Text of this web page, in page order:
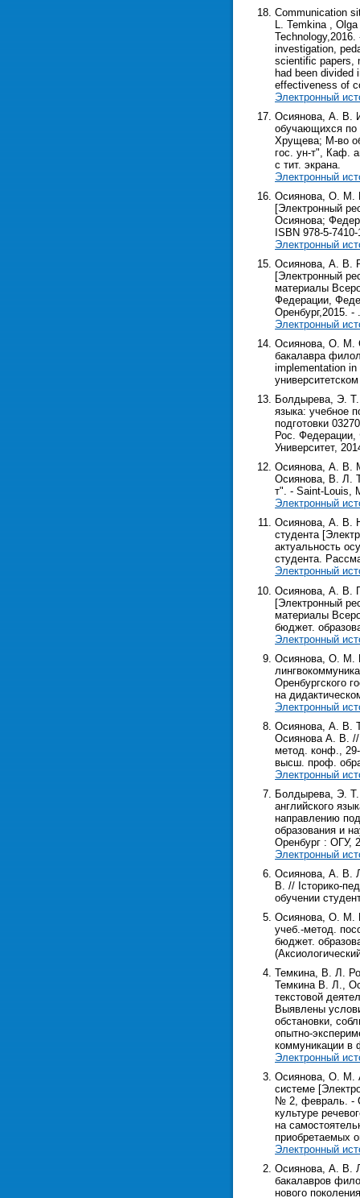
Communication
L. Temkina ,
investigation,
scientific papers,
had been divided
effectiveness of
Электронный
Осиянова, А. В.
обучающихся по
Хрущева; М-во
гос. ун-т", Каф.
с тит. экрана.
Электронный
Осиянова, О. М.
[Электронный
Осиянова;
ISBN 978-5-
Электронный
Осиянова, А. В.
[Электронный
материалы
Федерации,
Оренбург,2015. -
Электронный
Осиянова, О. М.
бакалавра
implementation
Болдырева, Э. Т.
языка: учебное
подготовки
Рос. Федерации,
Университет,
Осиянова, А. В.
Осиянова, В. Л.
т". - Saint-Louis,
Электронный
Осиянова, А. В.
студента
актуальность
студента.
Электронный
Осиянова, А. В.
[Электронный
материалы
бюджет.
Электронный
Осиянова, О. М.
Оренбургского
на
Электронный
Осиянова, А. В.
Осиянова А. В. //
метод. конф.,
высш. проф.
Электронный
Болдырева, Э. Т.
английского
направлению
образования и
Оренбург : ОГУ,
Электронный
Осиянова, А. В.
В. // Iсторико-
обучении
Осиянова, О. М.
учеб.-метод.
бюджет.
Темкина, В. Л.
Темкина В. Л.,
текстовой
Выявлены
обстановки,
опытно-
коммуникации в
Электронный
Осиянова, О. М.
системе
№ 2, февраль. -
культуре
на
приобретаемых
Электронный
Осиянова, А. В.
бакалавров
нового